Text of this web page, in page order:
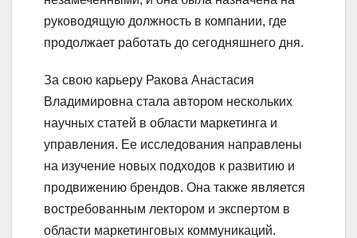
руководящую должность в компании, где
продолжает работать до сегодняшнего дня.
За свою карьеру Ракова Анастасия
Владимировна стала автором нескольких
научных статей в области маркетинга и
управления. Ее исследования направлены
на изучение новых подходов к развитию и
продвижению брендов. Она также является
востребованным лектором и экспертом в
области маркетинговых коммуникаций.